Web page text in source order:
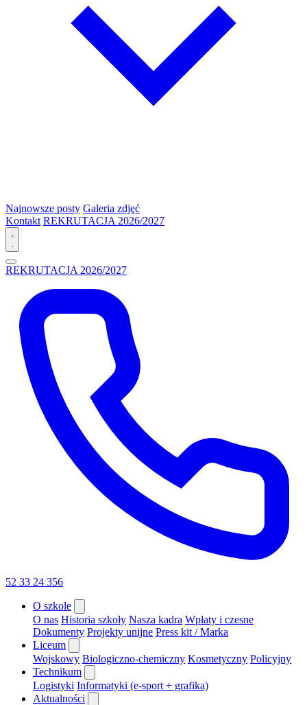
Najnowsze posty Galeria zdjęć
Kontakt REKRUTACJA 2026/2027
REKRUTACJA 2026/2027
52 33 24 356
O szkole
O nas Historia szkoły Nasza kadra Wpłaty i czesne
Dokumenty Projekty unijne Press kit / Marka
Liceum
Wojskowy Biologiczno-chemiczny Kosmetyczny Policyjny
Technikum
Logistyki Informatyki (e-sport + grafika)
Aktualności